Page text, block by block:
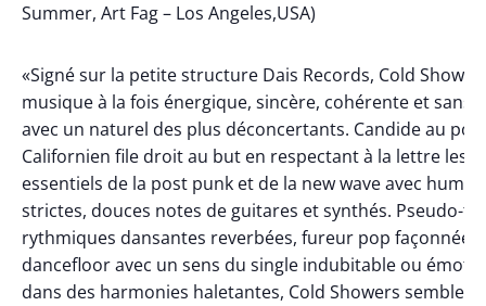
Summer, Art Fag – Los Angeles,USA)
«Signé sur la petite structure Dais Records, Cold
musique à la fois énergique, sincère, cohérente et sans
avec un naturel des plus déconcertants. Candide au
Californien file droit au but en respectant à la lettre les
essentiels de la post punk et de la new wave avec
strictes, douces notes de guitares et synthés. Pseudo-
rythmiques dansantes reverbées, fureur pop façonnée
dancefloor avec un sens du single indubitable ou
dans des harmonies haletantes, Cold Showers semble